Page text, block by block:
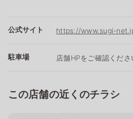
公式サイト https://www.sugi-
駐車場 店舗HPをご確認くださ
この店舗の近くのチラシ